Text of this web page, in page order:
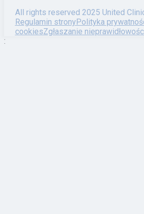
All rights reserved 2025 United
Regulamin strony Polityka
cookiesZgłaszanie
: